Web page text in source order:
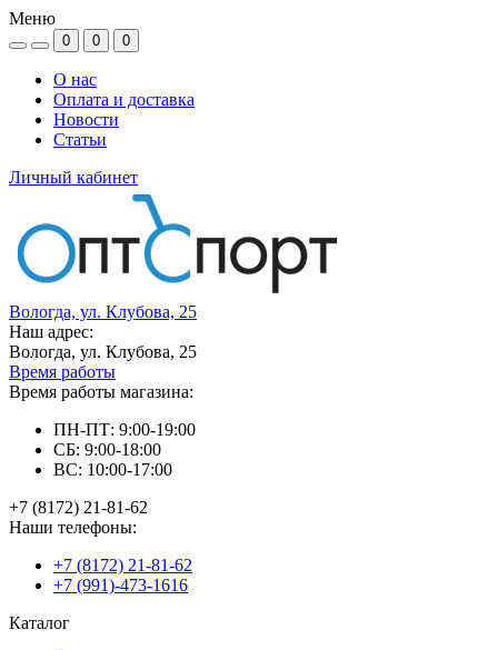
Меню
0 0 0
О нас
Оплата и доставка
Новости
Статьи
Личный кабинет
Вологда, ул. Клубова, 25
Наш адрес:
Вологда, ул. Клубова, 25
Время работы
Время работы магазина:
ПН-ПТ: 9:00-19:00
СБ: 9:00-18:00
ВС: 10:00-17:00
+7 (8172) 21-81-62
Наши телефоны:
+7 (8172) 21-81-62
+7 (991)-473-1616
Каталог